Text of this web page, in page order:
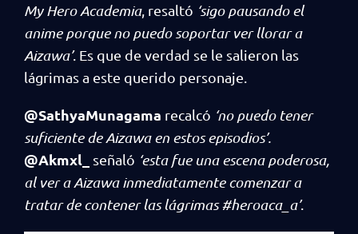
My Hero Academia, resaltó ‘sigo pausando el
anime porque no puedo soportar ver llorar a
Aizawa’. Es que de verdad se le salieron las
lágrimas a este querido personaje.
@SathyaMunagama recalcó ‘no puedo tener
suficiente de Aizawa en estos episodios’.
@Akmxl_ señaló ‘esta fue una escena poderosa,
al ver a Aizawa inmediatamente comenzar a
tratar de contener las lágrimas #heroaca_a’.